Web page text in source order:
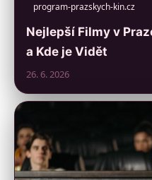
program-prazskych-kin.cz
Nejlepší Filmy v
a Kde je Vidět
26. 6. 2026